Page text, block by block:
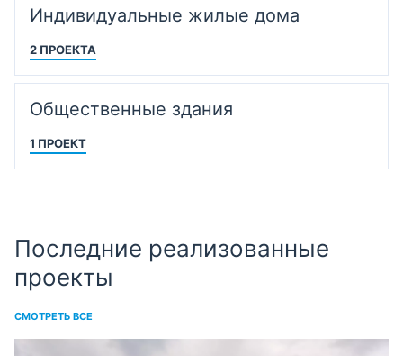
Индивидуальные жилые дома
2 ПРОЕКТА
Общественные здания
1 ПРОЕКТ
Последние реализованные
проекты
СМОТРЕТЬ ВСЕ